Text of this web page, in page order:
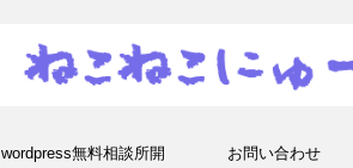
wordpress無料相談所開 お問い合わせ